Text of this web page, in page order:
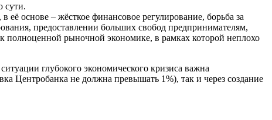
сути.
основе – жёсткое финансовое регулирование, борьба за
предоставлении больших свобод предпринимателям,
полноценной рыночной экономике, в рамках которой неплохо
глубокого экономического кризиса важна
Центробанка не должна превышать 1%), так и через создание